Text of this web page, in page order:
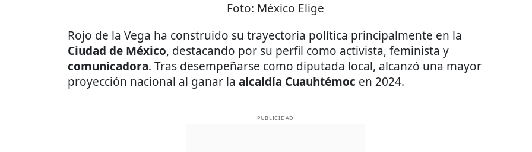
Foto: México Elige
Rojo de la Vega ha construido su trayectoria política principalmente en la
Ciudad de México, destacando por su perfil como activista, feminista y
comunicadora. Tras desempeñarse como diputada local, alcanzó una mayor
proyección nacional al ganar la alcaldía Cuauhtémoc en 2024.
PUBLICIDAD